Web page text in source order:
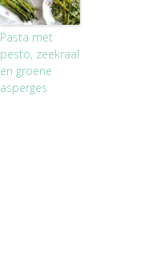
Pasta met
pesto, zeekraal
en groene
asperges